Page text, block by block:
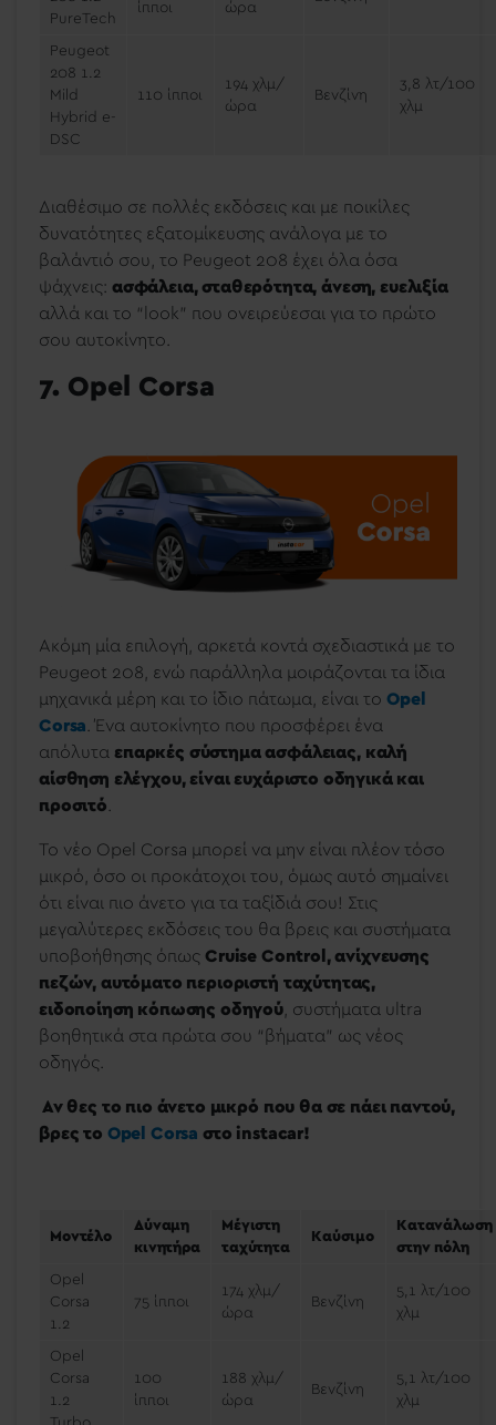
PureTech
ίπποι
ώρα
Peugeot
208 1.2
Mild
Hybrid e-
DSC
110 ίπποι
194 χλμ/
ώρα
Βενζίνη
3,8 λτ/100
χλμ
Διαθέσιμο σε πολλές εκδόσεις και με ποικίλες
δυνατότητες εξατομίκευσης ανάλογα με το
βαλάντιό σου, το Peugeot 208 έχει όλα όσα
ψάχνεις: ασφάλεια, σταθερότητα, άνεση, ευελιξία
αλλά και το “look” που ονειρεύεσαι για το πρώτο
σου αυτοκίνητο.
7. Opel Corsa
Ακόμη μία επιλογή, αρκετά κοντά σχεδιαστικά με το
Peugeot 208, ενώ παράλληλα μοιράζονται τα ίδια
μηχανικά μέρη και το ίδιο πάτωμα, είναι το Opel
Corsa . Ένα αυτοκίνητο που προσφέρει ένα
απόλυτα επαρκές σύστημα ασφάλειας, καλή
αίσθηση ελέγχου, είναι ευχάριστο οδηγικά και
προσιτό
To νέο Opel Corsa μπορεί να μην είναι πλέον τόσο
μικρό, όσο οι προκάτοχοι του, όμως αυτό σημαίνει
ότι είναι πιο άνετο για τα ταξίδιά σου! Στις
μεγαλύτερες εκδόσεις του θα βρεις και συστήματα
υποβοήθησης όπως Cruise Control, ανίχνευσης
πεζών, αυτόματο περιοριστή ταχύτητας,
ειδοποίηση κόπωσης οδηγού , συστήματα ultra
βοηθητικά στα πρώτα σου “βήματα” ως νέος
οδηγός.
Αν θες το πιο άνετο μικρό που θα σε πάει παντού,
βρες το Opel Corsa στο instacar!
Μοντέλο
Δύναμη
κινητήρα
Μέγιστη
ταχύτητα
Καύσιμο
Κατανάλωση
στην πόλη
Οpel
Corsa
1.2
75 ίπποι
174 χλμ/
ώρα
Βενζίνη
5,1 λτ/100
χλμ
Opel
Corsa
1.2
100
ίπποι
188 χλμ/
ώρα
Βενζίνη
5,1 λτ/100
χλμ